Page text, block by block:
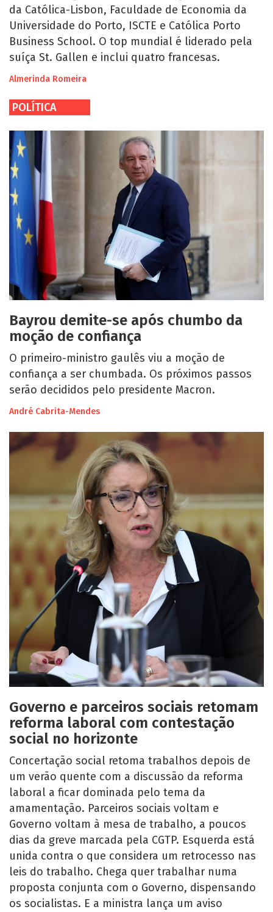
da Católica-Lisbon, Faculdade de Economia da
Universidade do Porto, ISCTE e Católica Porto
Business School. O top mundial é liderado pela
suíça St. Gallen e inclui quatro francesas.
Almerinda Romeira
POLÍTICA
Bayrou demite-se após chumbo da
moção de confiança
O primeiro-ministro gaulês viu a moção de
confiança a ser chumbada. Os próximos passos
serão decididos pelo presidente Macron.
André Cabrita-Mendes
Governo e parceiros sociais retomam
reforma laboral com contestação
social no horizonte
Concertação social retoma trabalhos depois de
um verão quente com a discussão da reforma
laboral a ficar dominada pelo tema da
amamentação. Parceiros sociais voltam e
Governo voltam à mesa de trabalho, a poucos
dias da greve marcada pela CGTP. Esquerda está
unida contra o que considera um retrocesso nas
leis do trabalho. Chega quer trabalhar numa
proposta conjunta com o Governo, dispensando
os socialistas. E a ministra lança um aviso